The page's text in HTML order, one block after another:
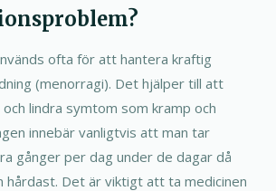
ofta för att hantera kraftig
(menorragi). Det hjälper till att
lindra symtom som kramp och
innebär vanligtvis att man tar
gånger per dag under de dagar då
hårdast. Det är viktigt att ta medicinen